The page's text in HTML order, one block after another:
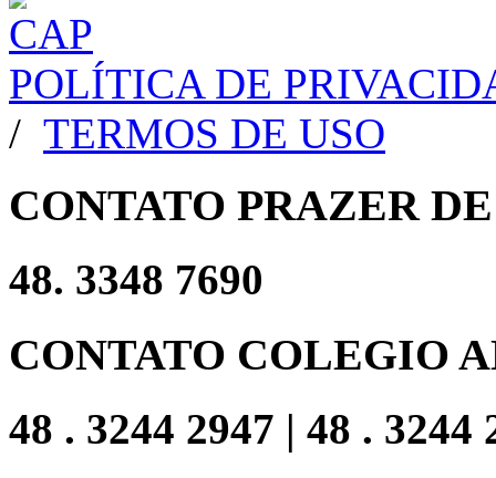
POLÍTICA DE
/ TERMOS DE USO
CONTATO PRAZER
48. 3348 7690
CONTATO COLEGIO
48 . 3244 2947 | 48 . 3244